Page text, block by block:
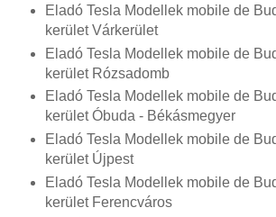
Eladó Tesla Modellek mobile de
kerület Várkerület
Eladó Tesla Modellek mobile de
kerület Rózsadomb
Eladó Tesla Modellek mobile de
kerület Óbuda - Békásmegyer
Eladó Tesla Modellek mobile de
kerület Újpest
Eladó Tesla Modellek mobile de
kerület Ferencváros